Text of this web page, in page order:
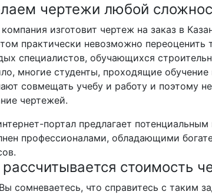
чертежи любой
изготовит чертеж на заказ в
практически невозможно
специалистов, обучающихся
многие студенты, проходящие
совмещать учебу и работу и поэтому
чертежей.
портал предлагает
профессионалами, обладающими
стоимость
сомневаетесь, что справитесь с таким